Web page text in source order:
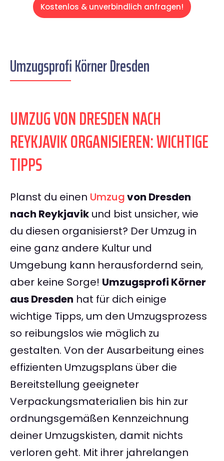
Kostenlos & unverbindlich anfragen!
Umzugsprofi Körner Dresden
UMZUG VON DRESDEN NACH
REYKJAVIK ORGANISIEREN: WICHTIGE
TIPPS
Planst du einen Umzugvon Dresden
nach Reykjavik und bist unsicher, wie
du diesen organisierst? Der Umzug in
eine ganz andere Kultur und
Umgebung kann herausfordernd sein,
aber keine Sorge! Umzugsprofi Körner
aus Dresden hat für dich einige
wichtige Tipps, um den Umzugsprozess
so reibungslos wie möglich zu
gestalten. Von der Ausarbeitung eines
effizienten Umzugsplans über die
Bereitstellung geeigneter
Verpackungsmaterialien bis hin zur
ordnungsgemäßen Kennzeichnung
deiner Umzugskisten, damit nichts
verloren geht. Mit ihrer jahrelangen